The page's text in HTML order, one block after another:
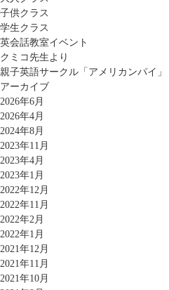
子供クラス
学生クラス
英会話教室イベント
クミコ先生より
親子英語サークル「アメリカンパイ」
アーカイブ
2026年6月
2026年4月
2024年8月
2023年11月
2023年4月
2023年1月
2022年12月
2022年11月
2022年2月
2022年1月
2021年12月
2021年11月
2021年10月